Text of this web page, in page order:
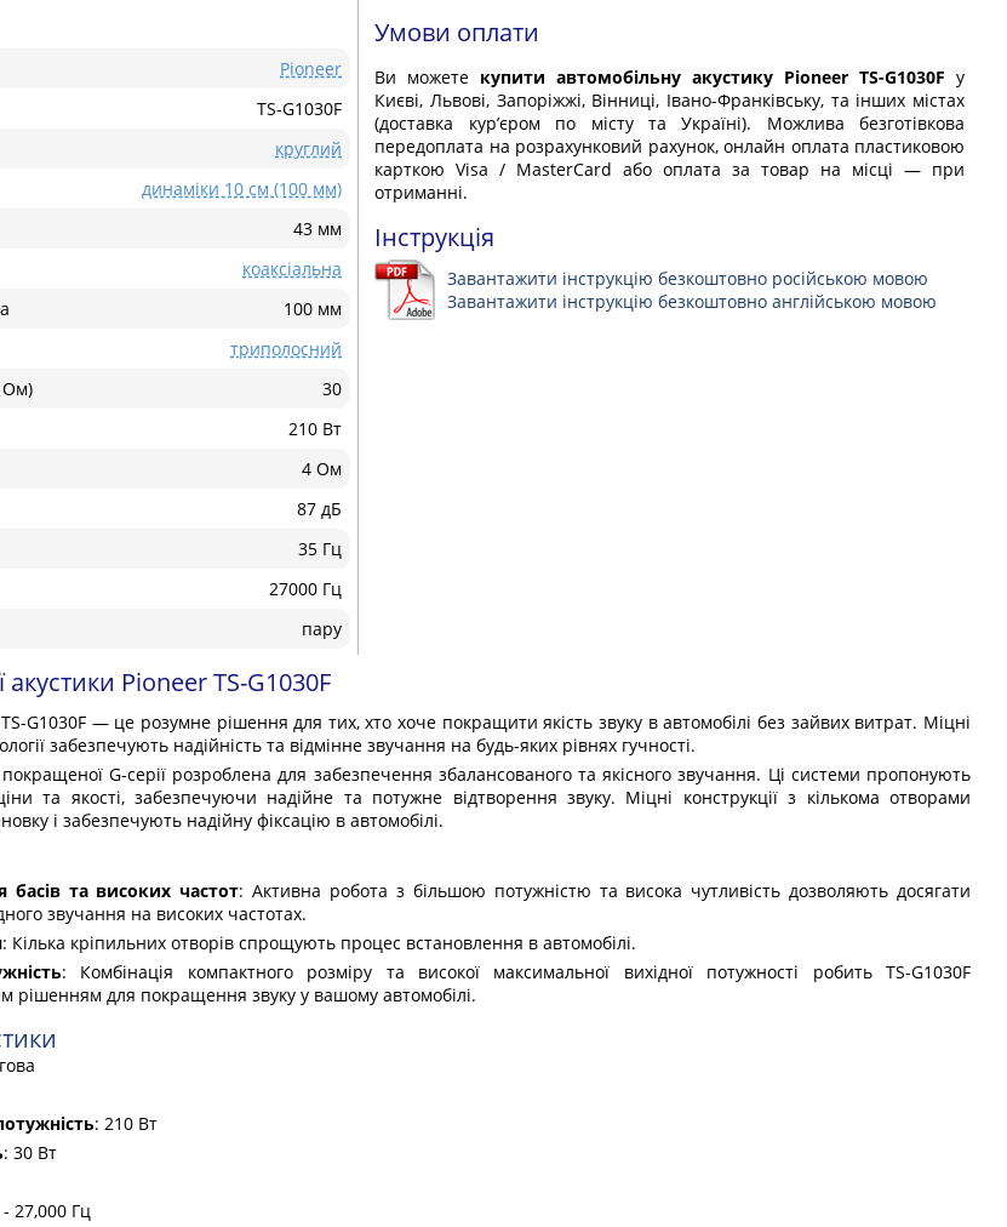
Pioneer
TS-G1030F
круглий
динаміки 10 см (100 мм)
43 мм
коаксіальна
100 мм
триполосний
Ом)
30
210 Вт
4 Ом
87 дБ
35 Гц
27000 Гц
пару
Умови оплати
Ви можете купити автомобільну акустику Pioneer TS-G1030F у
Києві, Львові, Запоріжжі, Вінниці, Івано-Франківську, та інших містах
(доставка кур’єром по місту та Україні). Можлива безготівкова
передоплата на розрахунковий рахунок, онлайн оплата пластиковою
карткою Visa / MasterCard або оплата за товар на місці — при
отриманні.
Інструкція
Завантажити інструкцію безкоштовно російською мовою
Завантажити інструкцію безкоштовно англійською мовою
Pioneer TS-G1030F
G1030F — це розумне рішення для тих, хто хоче покращити якість звуку в автомобілі без зайвих витрат. Міцні
забезпечують надійність та відмінне звучання на будь-яких рівнях гучності.
G-серії розроблена для забезпечення збалансованого та якісного звучання. Ці системи пропонують
та якості, забезпечуючи надійне та потужне відтворення звуку. Міцні конструкції з кількома отворами
і забезпечують надійну фіксацію в автомобілі.
басів та високих частот: Активна робота з більшою потужністю та висока чутливість дозволяють досягати
звучання на високих частотах.
: Кілька кріпильних отворів спрощують процес встановлення в автомобілі.
: Комбінація компактного розміру та високої максимальної вихідної потужності робить TS-G1030F
рішенням для покращення звуку у вашому автомобілі.
: 210 Вт
: 30 Вт
- 27,000 Гц